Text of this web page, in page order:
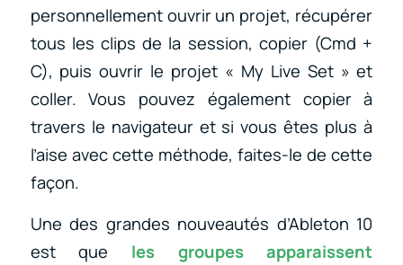
personnellement ouvrir un projet, récupérer
tous les clips de la session, copier (Cmd +
C), puis ouvrir le projet « My Live Set » et
coller. Vous pouvez également copier à
travers le navigateur et si vous êtes plus à
l’aise avec cette méthode, faites-le de cette
façon.
Une des grandes nouveautés d’Ableton 10
est que les groupes apparaissent